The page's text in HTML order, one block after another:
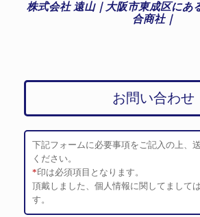
株式会社 遠山｜大阪市東成区にあ
合商社｜
お問い合わせ
下記フォームに必要事項をご記入の上、
ください。
*印は必須項目となります。
頂戴しました、個人情報に関してまして
す。